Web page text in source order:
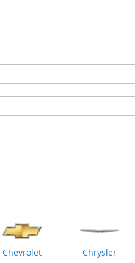
Chevrolet Chrysler